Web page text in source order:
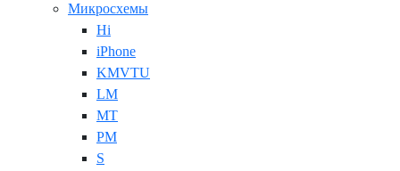
Микросхемы
Hi
iPhone
KMVTU
LM
MT
PM
S